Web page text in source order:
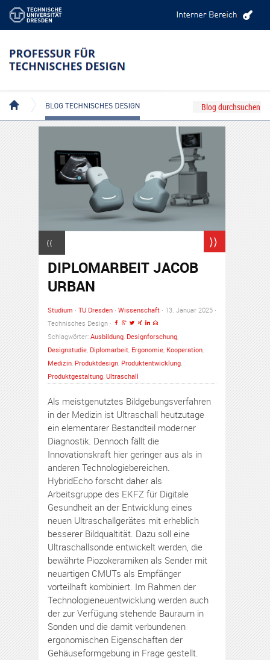
⟨⟨ ⟩⟩
DIPLOMARBEIT JACOB
URBAN
Studium · TU Dresden · Wissenschaft · 13. Januar 2025 ·
Technisches Design ·
Schlagwörter: Ausbildung, Designforschung,
Designstudie, Diplomarbeit, Ergonomie, Kooperation,
Medizin, Produktdesign, Produktentwicklung,
Produktgestaltung, Ultraschall
Als meistgenutztes Bildgebungsverfahren
in der Medizin ist Ultraschall heutzutage
ein elementarer Bestandteil moderner
Diagnostik. Dennoch fällt die
Innovationskraft hier geringer aus als in
anderen Technologiebereichen.
HybridEcho forscht daher als
Arbeitsgruppe des EKFZ für Digitale
Gesundheit an der Entwicklung eines
neuen Ultraschallgerätes mit erheblich
besserer Bildqualtität. Dazu soll eine
Ultraschallsonde entwickelt werden, die
bewährte Piozokeramiken als Sender mit
neuartigen CMUTs als Empfänger
vorteilhaft kombiniert. Im Rahmen der
Technologieneuentwicklung werden auch
der zur Verfügung stehende Bauraum in
Sonden und die damit verbundenen
ergonomischen Eigenschaften der
Gehäuseformgebung in Frage gestellt.